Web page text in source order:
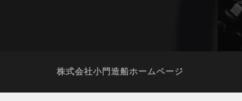
株式会社小門造船ホームページ